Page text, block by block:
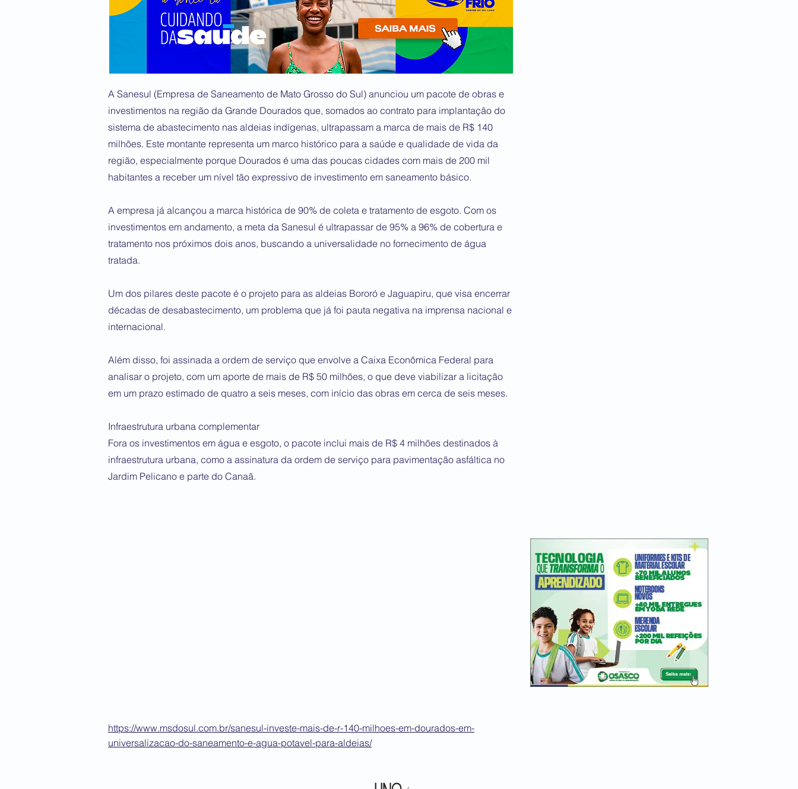
A Sanesul (Empresa de Saneamento de Mato Grosso do Sul) anunciou um pacote de obras e
investimentos na região da Grande Dourados que, somados ao contrato para implantação do
sistema de abastecimento nas aldeias indígenas, ultrapassam a marca de mais de R$ 140
milhões. Este montante representa um marco histórico para a saúde e qualidade de vida da
região, especialmente porque Dourados é uma das poucas cidades com mais de 200 mil
habitantes a receber um nível tão expressivo de investimento em saneamento básico.
A empresa já alcançou a marca histórica de 90% de coleta e tratamento de esgoto. Com os
investimentos em andamento, a meta da Sanesul é ultrapassar de 95% a 96% de cobertura e
tratamento nos próximos dois anos, buscando a universalidade no fornecimento de água
tratada.
Um dos pilares deste pacote é o projeto para as aldeias Bororó e Jaguapiru, que visa encerrar
décadas de desabastecimento, um problema que já foi pauta negativa na imprensa nacional e
internacional.
Além disso, foi assinada a ordem de serviço que envolve a Caixa Econômica Federal para
analisar o projeto, com um aporte de mais de R$ 50 milhões, o que deve viabilizar a licitação
em um prazo estimado de quatro a seis meses, com início das obras em cerca de seis meses.
Infraestrutura urbana complementar
Fora os investimentos em água e esgoto, o pacote inclui mais de R$ 4 milhões destinados à
infraestrutura urbana, como a assinatura da ordem de serviço para pavimentação asfáltica no
Jardim Pelicano e parte do Canaã.
https://www.msdosul.com.br/sanesul-investe-mais-de-r-140-milhoes-em-dourados-em-
universalizacao-do-saneamento-e-agua-potavel-para-aldeias/